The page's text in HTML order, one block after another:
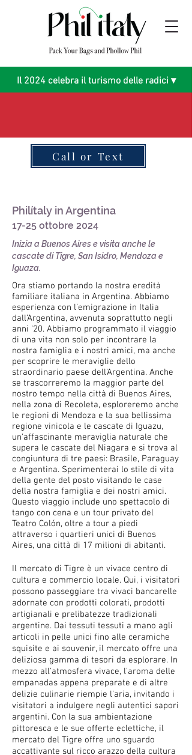
Il 2024 celebra il turismo delle radici ▾
Call or Text
Philítaly in Argentina
17-25 ottobre 2024
Inizia a Buenos Aires e visita anche le
cascate di Tigre, San Isidro, Mendoza e
Iguaza.
Ora stiamo portando la nostra eredità
familiare italiana in Argentina. Abbiamo
esperienza con l’emigrazione in Italia
dall’Argentina, avvenuta soprattutto negli
anni ’20. Abbiamo programmato il viaggio
di una vita non solo per incontrare la
nostra famiglia e i nostri amici, ma anche
per scoprire le meraviglie dello
straordinario paese dell'Argentina. Anche
se trascorreremo la maggior parte del
nostro tempo nella città di Buenos Aires,
nella zona di Recoleta, esploreremo anche
le regioni di Mendoza e la sua bellissima
regione vinicola e le cascate di Iguazu,
un'affascinante meraviglia naturale che
supera le cascate del Niagara e si trova al
congiuntura di tre paesi: Brasile, Paraguay
e Argentina. Sperimenterai lo stile di vita
della gente del posto visitando le case
della nostra famiglia e dei nostri amici.
Questo viaggio include uno spettacolo di
tango con cena e un tour privato del
Teatro Colón, oltre a tour a piedi
attraverso i quartieri unici di Buenos
Aires, una città di 17 milioni di abitanti.
Il mercato di Tigre è un vivace centro di
cultura e commercio locale. Qui, i visitatori
possono passeggiare tra vivaci bancarelle
adornate con prodotti colorati, prodotti
artigianali e prelibatezze tradizionali
argentine. Dai tessuti tessuti a mano agli
articoli in pelle unici fino alle ceramiche
squisite e ai souvenir, il mercato offre una
deliziosa gamma di tesori da esplorare. In
mezzo all'atmosfera vivace, l'aroma delle
empanadas appena preparate e di altre
delizie culinarie riempie l'aria, invitando i
visitatori a indulgere negli autentici sapori
argentini. Con la sua ambientazione
pittoresca e le sue offerte eclettiche, il
mercato del Tigre offre uno sguardo
accattivante sul ricco arazzo della cultura